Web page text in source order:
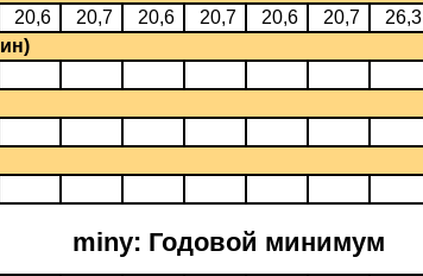
20,6 20,7 20,6 20,7 20,6 20,7 26,3
miny: Годовой минимум